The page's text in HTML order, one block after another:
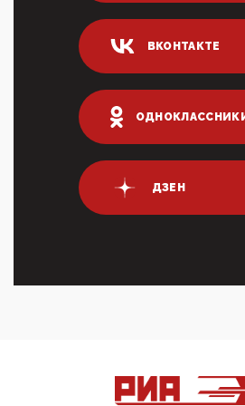
04:47, 10 Апреля 2026
ИНН для переводов по СБП это
логических двухЗаполнение
переводах по ...
03:35, 10 Апреля 2026
Суммарное вознаграждение
крупных банках по итогам 2025
03:01, 10 Апреля 2026
Террорист и убийца Буданов
что союзники просили Киев не
входМошенники активно
Госуслугах уме...
ВКОНТАКТЕ
ДЗЕН